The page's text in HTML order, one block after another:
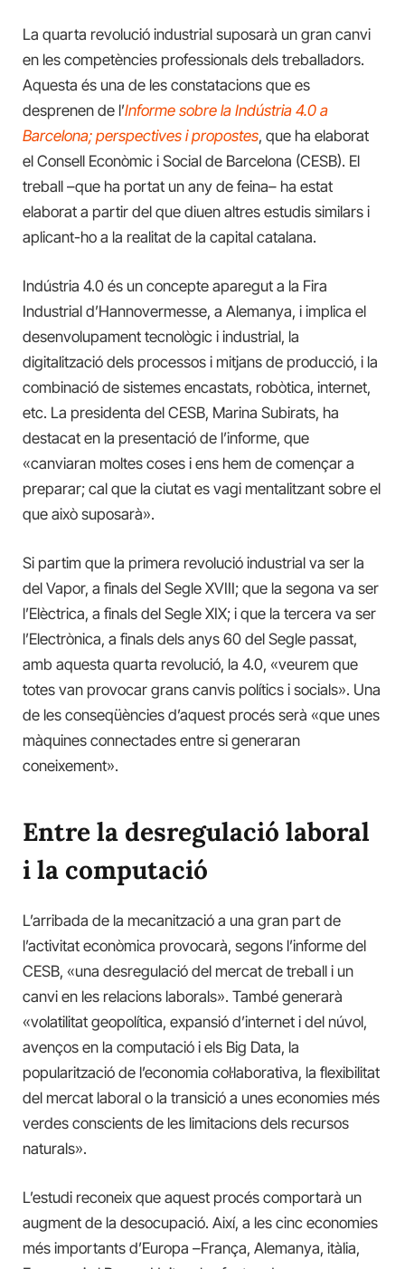
La quarta revolució industrial suposarà un gran canvi
en les competències professionals dels treballadors.
Aquesta és una de les constatacions que es
desprenen de l’Informe sobre la Indústria 4.0 a
Barcelona; perspectives i propostes, que ha elaborat
el Consell Econòmic i Social de Barcelona (CESB). El
treball –que ha portat un any de feina– ha estat
elaborat a partir del que diuen altres estudis similars i
aplicant-ho a la realitat de la capital catalana.
Indústria 4.0 és un concepte aparegut a la Fira
Industrial d’Hannovermesse, a Alemanya, i implica el
desenvolupament tecnològic i industrial, la
digitalització dels processos i mitjans de producció, i la
combinació de sistemes encastats, robòtica, internet,
etc. La presidenta del CESB, Marina Subirats, ha
destacat en la presentació de l’informe, que
«canviaran moltes coses i ens hem de començar a
preparar; cal que la ciutat es vagi mentalitzant sobre el
que això suposarà».
Si partim que la primera revolució industrial va ser la
del Vapor, a finals del Segle XVIII; que la segona va ser
l’Elèctrica, a finals del Segle XIX; i que la tercera va ser
l’Electrònica, a finals dels anys 60 del Segle passat,
amb aquesta quarta revolució, la 4.0, «veurem que
totes van provocar grans canvis polítics i socials». Una
de les conseqüències d’aquest procés serà «que unes
màquines connectades entre si generaran
coneixement».
Entre la desregulació laboral
i la computació
L’arribada de la mecanització a una gran part de
l’activitat econòmica provocarà, segons l’informe del
CESB, «una desregulació del mercat de treball i un
canvi en les relacions laborals». També generarà
«volatilitat geopolítica, expansió d’internet i del núvol,
avenços en la computació i els Big Data, la
popularització de l’economia col·laborativa, la flexibilitat
del mercat laboral o la transició a unes economies més
verdes conscients de les limitacions dels recursos
naturals».
L’estudi reconeix que aquest procés comportarà un
augment de la desocupació. Així, a les cinc economies
més importants d’Europa –França, Alemanya, itàlia,